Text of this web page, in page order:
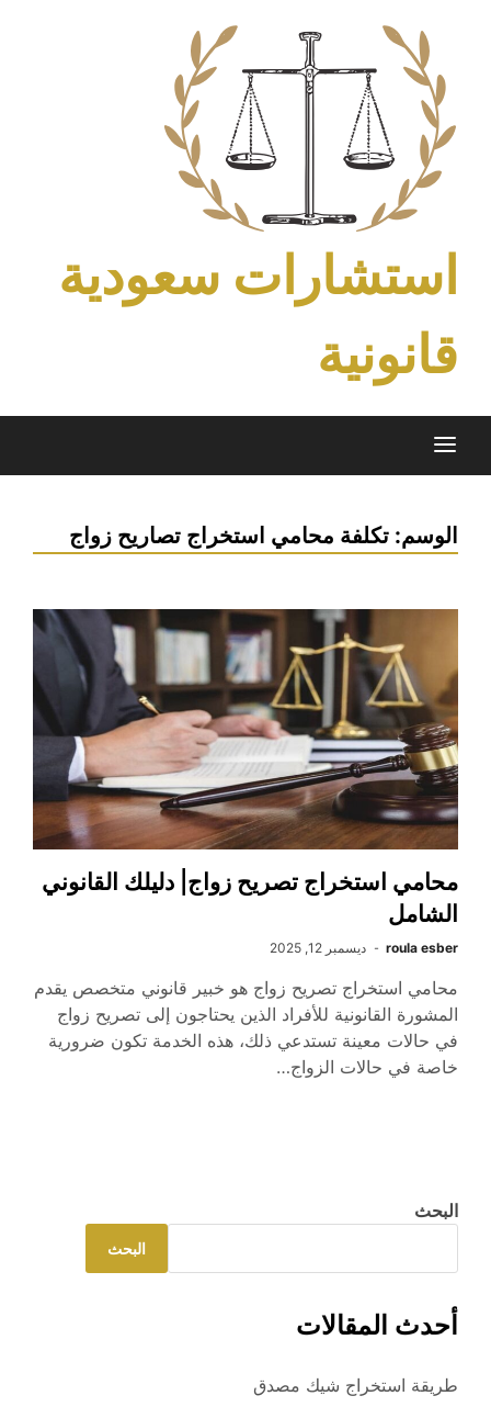
content
استشارات سعودية
قانونية
الوسم: تكلفة محامي استخراج تصاريح زواج
محامي استخراج تصريح زواج| دليلك القانوني
الشامل
roula esber ديسمبر 12, 2025
محامي استخراج تصريح زواج هو خبير قانوني متخصص يقدم
المشورة القانونية للأفراد الذين يحتاجون إلى تصريح زواج
في حالات معينة تستدعي ذلك، هذه الخدمة تكون ضرورية
خاصة في حالات الزواج…
البحث
البحث
أحدث المقالات
طريقة استخراج شيك مصدق